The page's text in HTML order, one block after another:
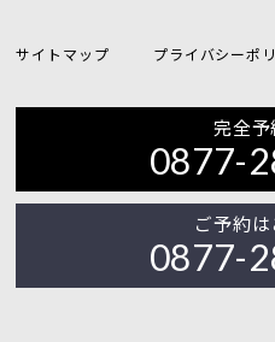
サイトマップ プライバシーポ
完全予
0877-
ご予約は
0877-